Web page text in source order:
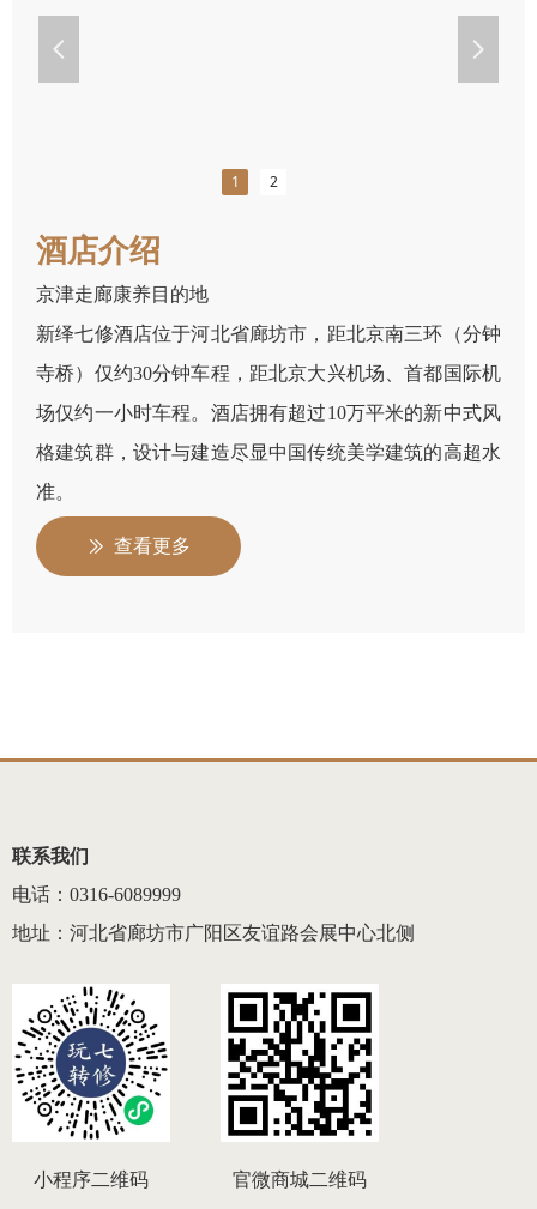
ꅀ 查看更多
酒店介绍
京津走廊康养目的地
新绎七修酒店位于河北省廊坊市，距北京南三环（分钟
寺桥）仅约30分钟车程，距北京大兴机场、首都国际机
场仅约一小时车程。酒店拥有超过10万平米的新中式风
格建筑群，设计与建造尽显中国传统美学建筑的高超水
准。
1 2
넳 넲
小程序二维码 官微商城二维码
联系我们
电话：0316-6089999
地址：河北省廊坊市广阳区友谊路会展中心北侧